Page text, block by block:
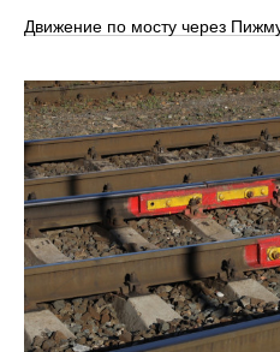
Движение по мосту через